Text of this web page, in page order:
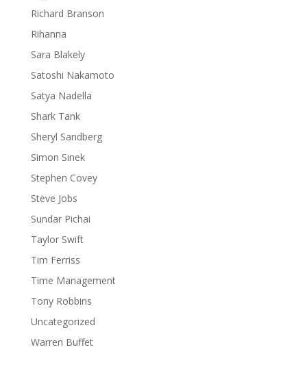
Richard Branson
Rihanna
Sara Blakely
Satoshi Nakamoto
Satya Nadella
Shark Tank
Sheryl Sandberg
Simon Sinek
Stephen Covey
Steve Jobs
Sundar Pichai
Taylor Swift
Tim Ferriss
Time Management
Tony Robbins
Uncategorized
Warren Buffet